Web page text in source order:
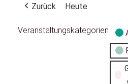
Zurück
Heute
Veranstaltungskategorien